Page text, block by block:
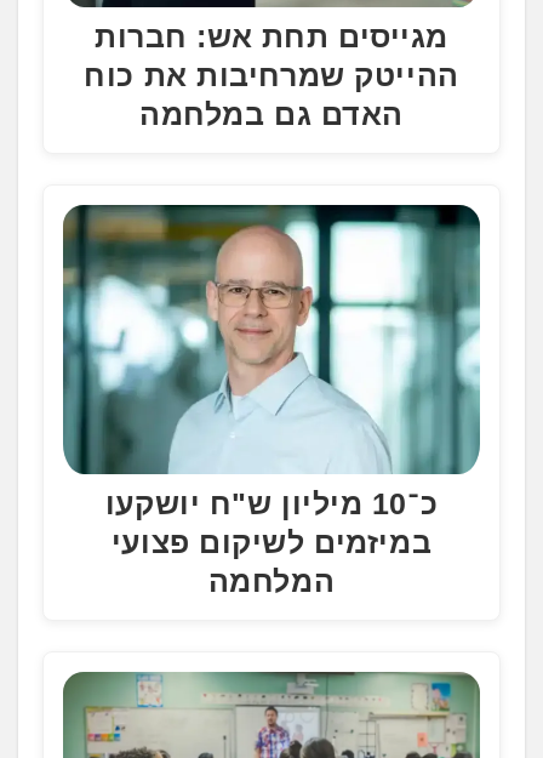
מגייסים תחת אש: חברות
ההייטק שמרחיבות את כוח
האדם גם במלחמה
כ־10 מיליון ש"ח יושקעו
במיזמים לשיקום פצועי
המלחמה